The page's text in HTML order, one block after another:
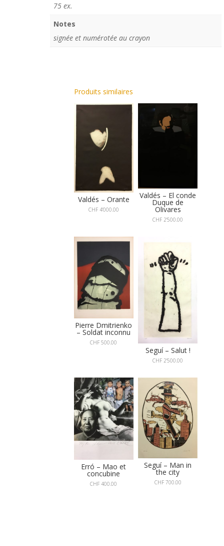
75 ex.
Notes
signée et numérotée au crayon
Produits similaires
Valdés – Orante
CHF4'000.00
Valdés – El conde
Duque de
Olivares
CHF 2'500.00
Pierre Dmitrienko
– Soldat inconnu
CHF 500.00
Seguí – Salut !
CHF 2'500.00
Erró – Mao et
concubine
CHF 400.00
Seguí – Man in
the city
CHF700.00